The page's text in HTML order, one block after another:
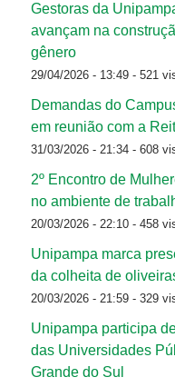
Gestoras da
avançam na
gênero
29/04/2026 - 13:49 - 521
Demandas do
em reunião com a
31/03/2026 - 21:34 - 608
2º Encontro de
no ambiente de
20/03/2026 - 22:10 - 458
Unipampa marca
da colheita de
20/03/2026 - 21:59 - 329
Unipampa participa
das Universidades
Grande do Sul